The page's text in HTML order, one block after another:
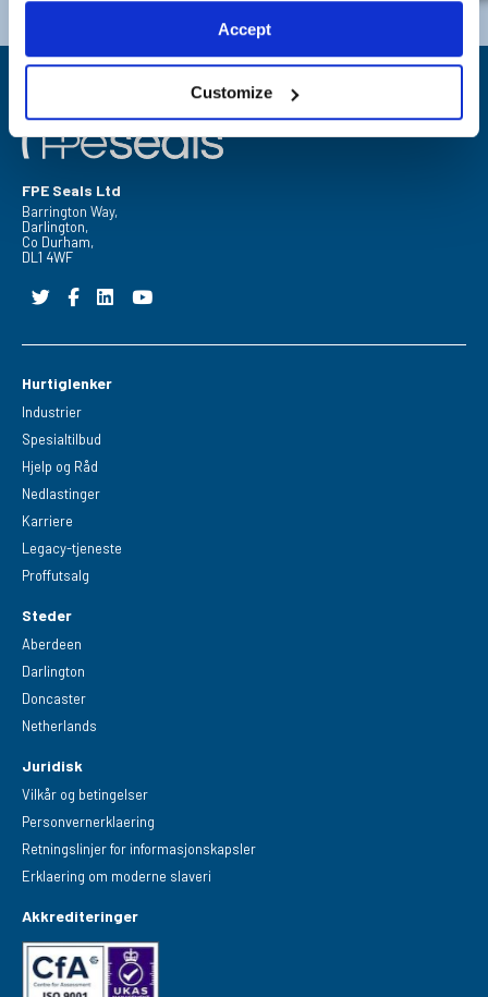
Accept
Customize
FPE Seals Ltd
Barrington Way,
Darlington,
Co Durham,
DL1 4WF
Hurtiglenker
Industrier
Spesialtilbud
Hjelp og Råd
Nedlastinger
Karriere
Legacy-tjeneste
Proffutsalg
Steder
Aberdeen
Darlington
Doncaster
Netherlands
Juridisk
Vilkår og betingelser
Personvernerklaering
Retningslinjer for informasjonskapsler
Erklaering om moderne slaveri
Akkrediteringer